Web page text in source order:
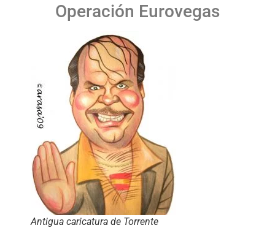
Operación Eurovegas
Antigua caricatura de Torrente